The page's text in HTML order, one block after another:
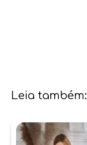
Leia também: